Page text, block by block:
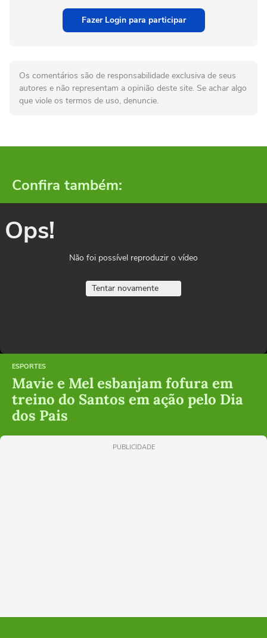
Fazer Login para participar
Os comentários são de responsabilidade exclusiva de seus
autores e não representam a opinião deste site. Se achar algo
que viole os termos de uso, denuncie.
Confira também:
Ops!
Não foi possível reproduzir o vídeo
Tentar novamente
ESPORTES
Mavie e Mel esbanjam fofura em
treino do Santos em ação pelo Dia
dos Pais
PUBLICIDADE